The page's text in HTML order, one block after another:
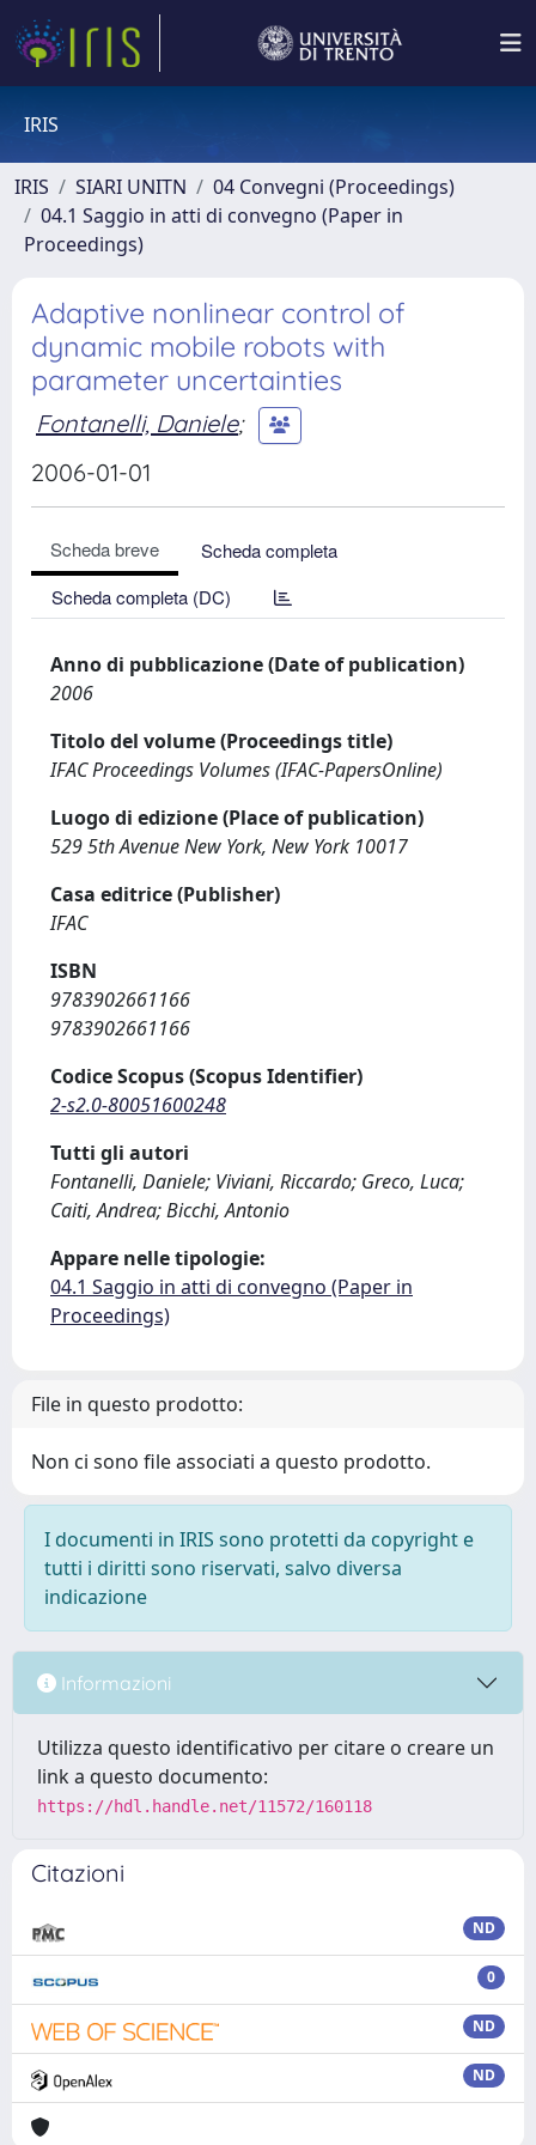
IRIS
IRIS SIARI UNITN
04 Convegni (Proceedings)
04.1 Saggio in atti di convegno (Paper in
Proceedings)
Adaptive nonlinear control of
dynamic mobile robots with
parameter uncertainties
Fontanelli, Daniele;
2006-01-01
Scheda breve
Scheda completa
Scheda completa (DC)
Anno di pubblicazione (Date of publication)
2006
Titolo del volume (Proceedings title)
IFAC Proceedings Volumes (IFAC-PapersOnline)
Luogo di edizione (Place of publication)
529 5th Avenue New York, New York 10017
Casa editrice (Publisher)
IFAC
ISBN
9783902661166
9783902661166
Codice Scopus (Scopus Identifier)
2-s2.0-80051600248
Tutti gli autori
Fontanelli, Daniele; Viviani, Riccardo; Greco, Luca;
Caiti, Andrea; Bicchi, Antonio
Appare nelle tipologie:
04.1 Saggio in atti di convegno (Paper in
Proceedings)
File in questo prodotto:
Non ci sono file associati a questo prodotto.
I documenti in IRIS sono protetti da copyright e
tutti i diritti sono riservati, salvo diversa
indicazione
Informazioni
Utilizza questo identificativo per citare o creare un
link a questo documento:
https://hdl.handle.net/11572/160118
Citazioni
ND
0
ND
ND